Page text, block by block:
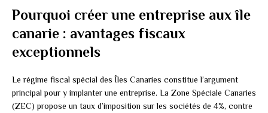
Pourquoi créer une entreprise aux île
canarie : avantages fiscaux
exceptionnels
Le régime fiscal spécial des Îles Canaries constitue l’argument
principal pour y implanter une entreprise. La Zone Spéciale Canaries
(ZEC) propose un taux d’imposition sur les sociétés de 4%, contre